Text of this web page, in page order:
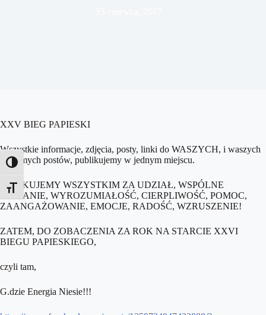
Toggle High Contrast
Toggle Font size
XXV BIEG PAPIESKI
Wszystkie informacje, zdjęcia, posty, linki do WASZYCH, i waszych
znajomych postów, publikujemy w jednym miejscu.
DZIĘKUJEMY WSZYSTKIM ZA UDZIAŁ, WSPÓLNE
BIEGANIE, WYROZUMIAŁOŚĆ, CIERPLIWOŚĆ, POMOC,
ZAANGAŻOWANIE, EMOCJE, RADOŚĆ, WZRUSZENIE!
ZATEM, DO ZOBACZENIA ZA ROK NA STARCIE XXVI
BIEGU PAPIESKIEGO,
czyli tam,
G.dzie Energia Niesie!!!